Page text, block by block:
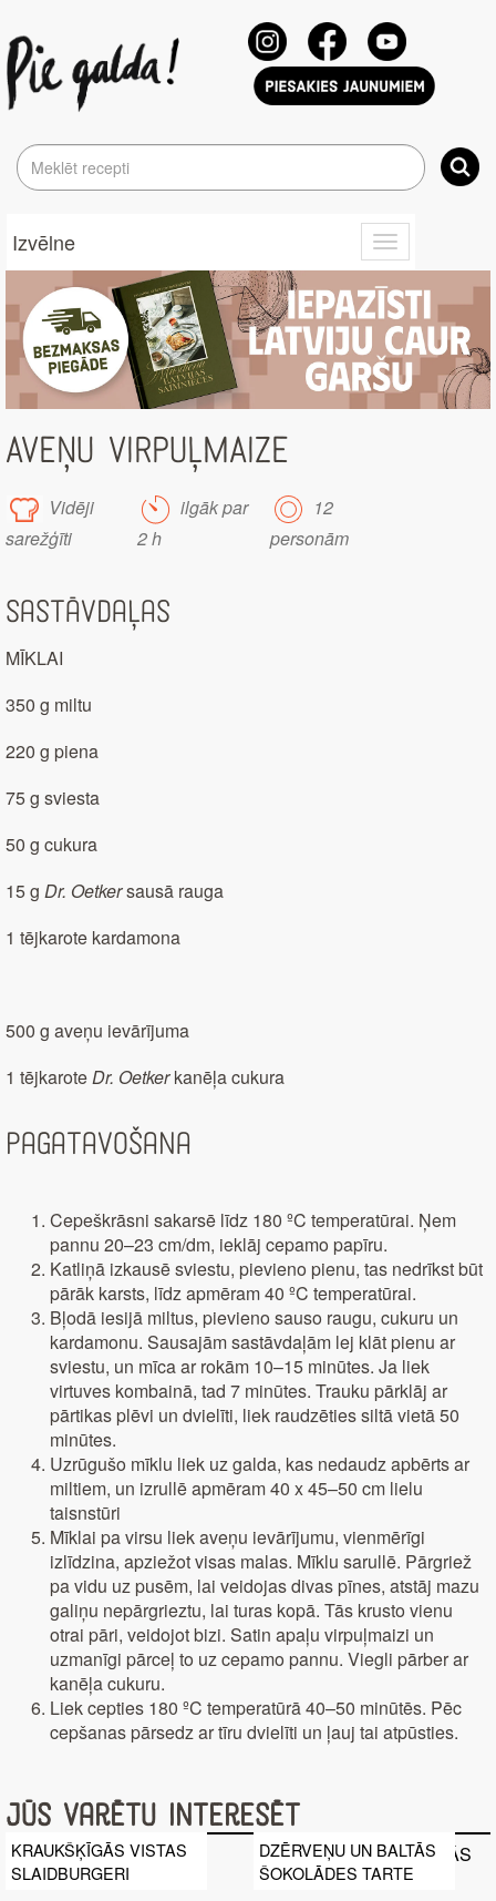
Toggle
navigation
Izvēlne
AVEŅU VIRPUĻMAIZE
Vidēji
sarežģīti
ilgāk par
2 h
12
personām
Sastāvdaļas
MĪKLAI
350 g miltu
220 g piena
75 g sviesta
50 g cukura
15 g Dr. Oetkersausā rauga
1 tējkarote kardamona
500 g aveņu ievārījuma
1 tējkaroteDr. Oetkerkanēļa cukura
Pagatavošana
Cepeškrāsni sakarsē līdz 180 ºC temperatūrai. Ņem
pannu 20–23 cm/dm, ieklāj cepamo papīru.
Katliņā izkausē sviestu, pievieno pienu, tas nedrīkst būt
pārāk karsts, līdz apmēram 40 ºC temperatūrai.
Bļodā iesijā miltus, pievieno sauso raugu, cukuru un
kardamonu. Sausajām sastāvdaļām lej klāt pienu ar
sviestu, un mīca ar rokām 10–15 minūtes. Ja liek
virtuves kombainā, tad 7 minūtes. Trauku pārklāj ar
pārtikas plēvi un dvielīti, liek raudzēties siltā vietā 50
minūtes.
Uzrūgušo mīklu liek uz galda, kas nedaudz apbērts ar
miltiem, un izrullē apmēram 40 x 45–50 cm lielu
taisnstūri
Mīklai pa virsu liek aveņu ievārījumu, vienmērīgi
izlīdzina, apziežot visas malas. Mīklu sarullē. Pārgriež
pa vidu uz pusēm, lai veidojas divas pīnes, atstāj mazu
galiņu nepārgrieztu, lai turas kopā. Tās krusto vienu
otrai pāri, veidojot bizi. Satin apaļu virpuļmaizi un
uzmanīgi pārceļ to uz cepamo pannu. Viegli pārber ar
kanēļa cukuru.
Liek cepties 180 ºC temperatūrā 40–50 minūtēs. Pēc
cepšanas pārsedz ar tīru dvielīti un ļauj tai atpūsties.
Jūs varētu interesēt
KRAUKŠĶĪGĀS VISTAS
SLAIDBURGERI
DZĒRVEŅU UN BALTĀS
ŠOKOLĀDES TARTE